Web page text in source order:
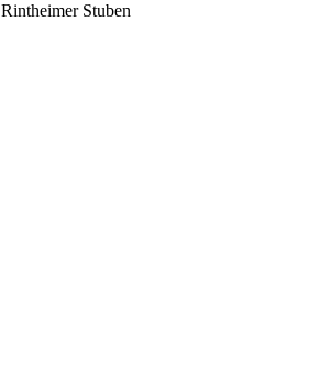
Rintheimer Stuben